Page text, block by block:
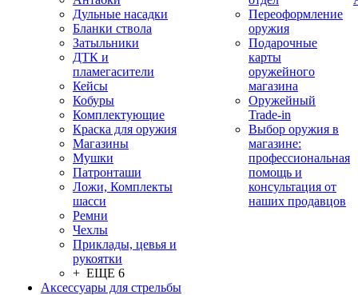
Дульные насадки
Бланки ствола
Затыльники
ДТК и
пламегасители
Кейсы
Кобуры
Комплектующие
Краска для оружия
Магазины
Мушки
Патронташи
Ложи, Комплекты
шасси
Ремни
Чехлы
Приклады, цевья и
рукоятки
+ ЕЩЕ 6
Аксессуары для стрельбы
Переоформление
оружия
Подарочные
карты
оружейного
магазина
Оружейный
Trade-in
Выбор оружия в
магазине:
профессиональная
помощь и
консультация от
наших продавцов